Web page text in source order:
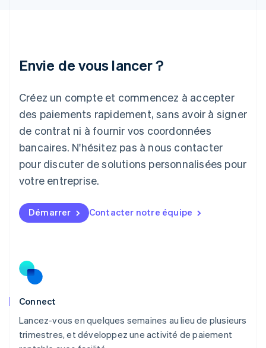
Envie de vous lancer ?
Créez un compte et commencez à accepter
des paiements rapidement, sans avoir à signer
de contrat ni à fournir vos coordonnées
bancaires. N'hésitez pas à nous contacter
pour discuter de solutions personnalisées pour
votre entreprise.
Démarrer Contacter notre équipe
Connect
Lancez-vous en quelques semaines au lieu de plusieurs
trimestres, et développez une activité de paiement
Japon
Lettonie
English
Liechtenstein
DeutschEnglish
Lituanie
Luxembourg
FrançaisDeutschEnglish
English简体中文
Malte
English
Nouvelle-Zélande
English
NederlandsEnglish
Pologne